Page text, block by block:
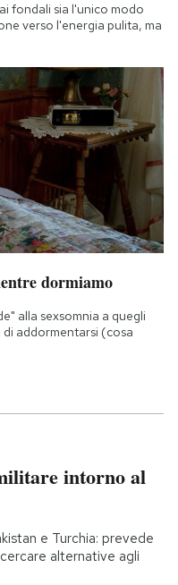
fondali sia l'unico modo
verso l'energia pulita, ma
dormiamo
alla sexsomnia a quegli
addormentarsi (cosa
intorno al
e Turchia: prevede
alternative agli